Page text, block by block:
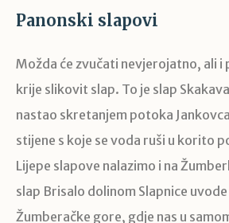
Panonski slapovi
Možda će zvučati nevjerojatno, ali i
krije slikovit slap. To je slap
nastao skretanjem potoka
stijene s koje se voda ruši u korito
Lijepe slapove nalazimo i na
slap Brisalo dolinom Slapnice
Žumberačke gore, gdje nas u